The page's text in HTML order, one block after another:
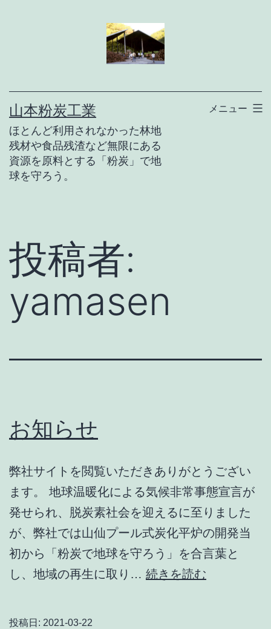
ツ
へ
ス
キ
ッ
山本粉炭工業
ほとんど利用されなかった林地
残材や食品残渣など無限にある
資源を原料とする「粉炭」で地
球を守ろう。
メニュー
投稿者:
yamasen
お知らせ
弊社サイトを閲覧いただきありがとうござい
ます。 地球温暖化による気候非常事態宣言が
発せられ、脱炭素社会を迎えるに至りました
が、弊社では山仙プール式炭化平炉の開発当
初から「粉炭で地球を守ろう」を合言葉と
し、地域の再生に取り… 続きを読む
投稿日: 2021-03-22